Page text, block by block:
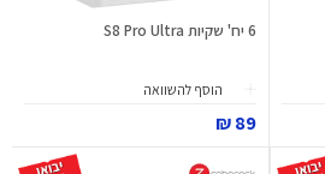
6 יח' שקיות S8 Pro Ultra
הוסף להשוואה
89 ₪